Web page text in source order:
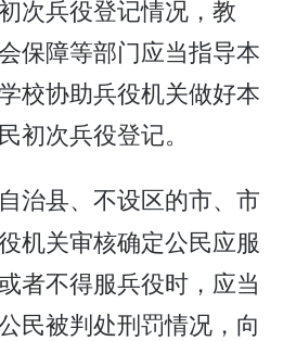
次兵役登记情况，教
保障等部门应当指导本
校协助兵役机关做好本
初次兵役登记。
治县、不设区的市、市
机关审核确定公民应服
者不得服兵役时，应当
民被判处刑罚情况，向